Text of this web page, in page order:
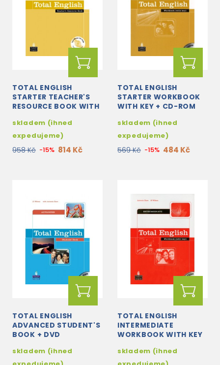
TOTAL ENGLISH
STARTER TEACHER'S
RESOURCE BOOK WITH
skladem (ihned
expedujeme)
958 Kč -15% 814 Kč
TOTAL ENGLISH
STARTER WORKBOOK
WITH KEY + CD-ROM
skladem (ihned
expedujeme)
569 Kč -15% 484 Kč
TOTAL ENGLISH
ADVANCED STUDENT'S
BOOK + DVD
skladem (ihned
TOTAL ENGLISH
INTERMEDIATE
WORKBOOK WITH KEY
skladem (ihned